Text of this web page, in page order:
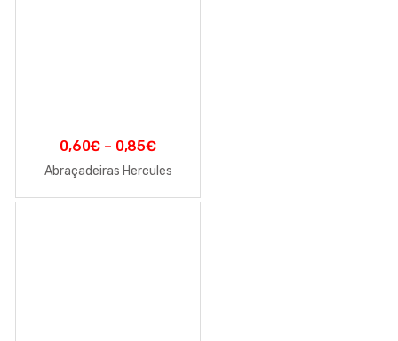
0,60€ – 0,85€
Abraçadeiras Hercules